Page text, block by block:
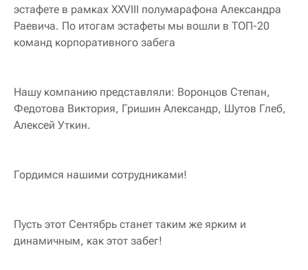
эстафете в рамках XXVIII полумарафона Александра
Раевича. По итогам эстафеты мы вошли в ТОП-20
команд корпоративного забега
Нашу компанию представляли: Воронцов Степан,
Федотова Виктория, Гришин Александр, Шутов Глеб,
Алексей Уткин.
Гордимся нашими сотрудниками!
Пусть этот Сентябрь станет таким же ярким и
динамичным, как этот забег!